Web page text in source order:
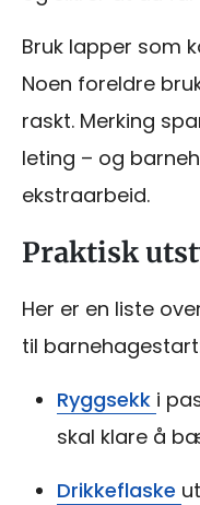
Bruk lapper som
Noen foreldre
raskt. Merking
leting – og
ekstraarbeid.
Praktisk
Her er en liste
til
Ryggsekk i
skal klare å
Drikkeflaske